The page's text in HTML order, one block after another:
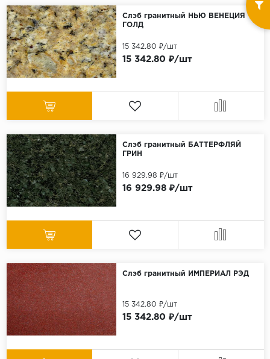
Слэб гранитный НЬЮ ВЕНЕЦИЯ
ГОЛД
15 342.80 ₽/шт
15 342.80 ₽/шт
Слэб гранитный БАТТЕРФЛЯЙ
ГРИН
16 929.98 ₽/шт
16 929.98 ₽/шт
Слэб гранитный ИМПЕРИАЛ РЭД
15 342.80 ₽/шт
15 342.80 ₽/шт